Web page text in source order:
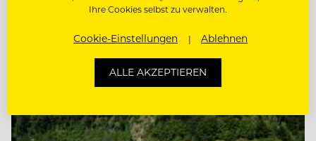
Entdecke alle Jobs
Ihre Cookies selbst zu verwalten.
Cookie-Einstellungen Ablehnen
ALLE AKZEPTIEREN